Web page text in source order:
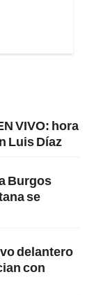
VIVO: hora
Luis Díaz
Burgos
se
delantero
con